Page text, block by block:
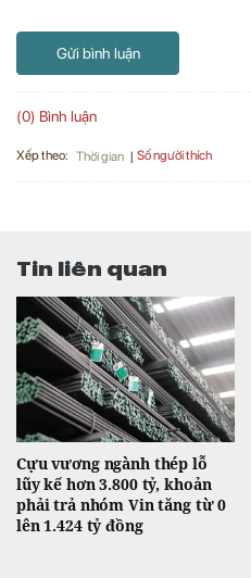
Gửi bình luận
(0) Bình luận
Xếp theo: Thời gian Số người thích
Tin liên quan
Cựu vương ngành thép lỗ
lũy kế hơn 3.800 tỷ, khoản
phải trả nhóm Vin tăng từ 0
lên 1.424 tỷ đồng